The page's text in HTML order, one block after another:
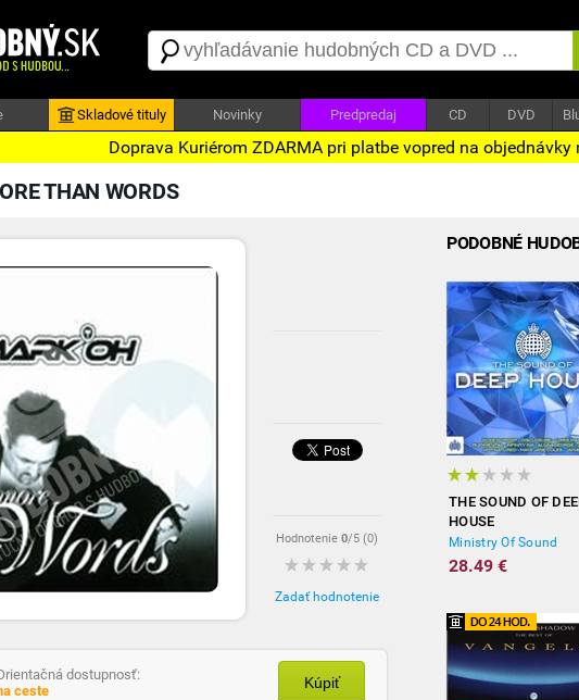
Skladové tituly Novinky Predpredaj CD DVD
Doprava Kuriérom ZDARMA pri platbe vopred na objednávky
THAN WORDS
Hodnotenie 0/5 (0)
Zadať hodnotenie
dostupnosť:
ceste
Kúpiť
PODOBNÉ
THE SOUND OF
HOUSE
Ministry Of Sound
28.49 €